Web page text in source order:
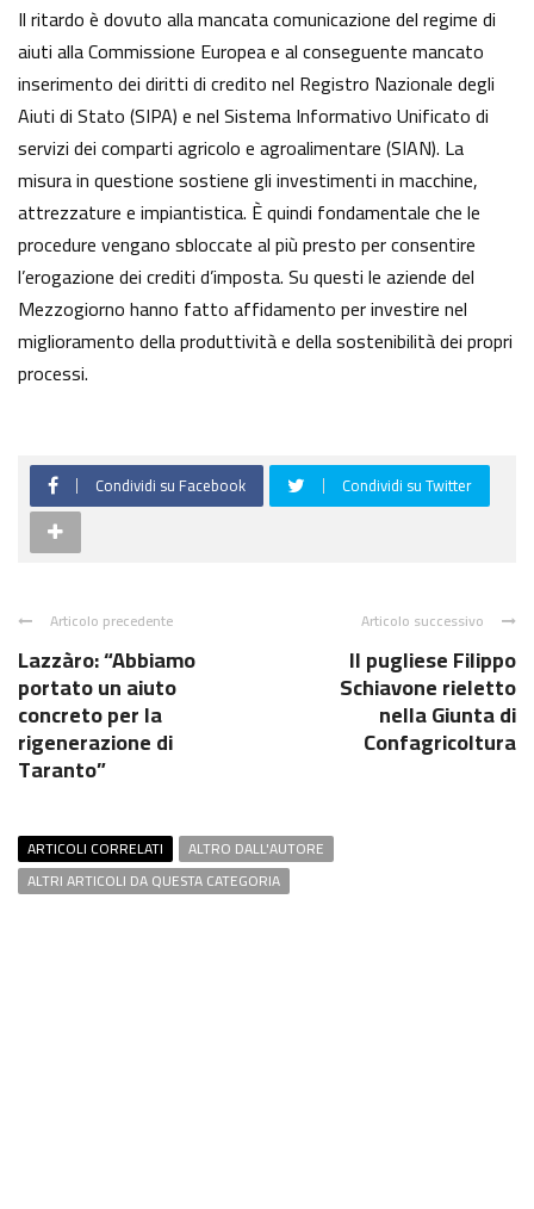
Il ritardo è dovuto alla mancata comunicazione del regime di
aiuti alla Commissione Europea e al conseguente mancato
inserimento dei diritti di credito nel Registro Nazionale degli
Aiuti di Stato (SIPA) e nel Sistema Informativo Unificato di
servizi dei comparti agricolo e agroalimentare (SIAN). La
misura in questione sostiene gli investimenti in macchine,
attrezzature e impiantistica. È quindi fondamentale che le
procedure vengano sbloccate al più presto per consentire
l’erogazione dei crediti d’imposta. Su questi le aziende del
Mezzogiorno hanno fatto affidamento per investire nel
miglioramento della produttività e della sostenibilità dei propri
processi.
Condividi su Facebook Condividi su Twitter
Articolo precedente
Lazzàro: “Abbiamo
portato un aiuto
concreto per la
rigenerazione di
Taranto”
Articolo successivo
Il pugliese Filippo
Schiavone rieletto
nella Giunta di
Confagricoltura
ARTICOLI CORRELATI
ALTRO DALL'AUTORE
ALTRI ARTICOLI DA QUESTA CATEGORIA